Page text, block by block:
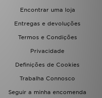
Encontrar uma loja
Entregas e devoluções
Termos e Condições
Privacidade
Definições de Cookies
Trabalha Connosco
Seguir a minha encomenda